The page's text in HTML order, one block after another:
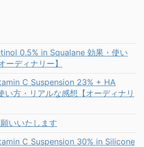
0.5% in Squalane 効果・使い
ーディナリー】
C Suspension 23% + HA
い方・リアルな感想【オーディナリ
いいたします
C Suspension 30% in Silicone